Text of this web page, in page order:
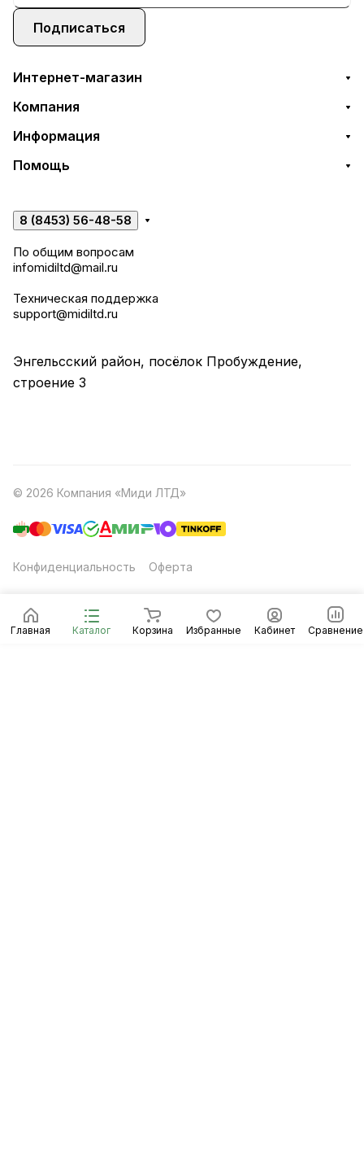
Главная Каталог Корзина Избранные Кабинет Сравнение
Подписаться
Интернет-магазин
Компания
Информация
Помощь
8 (8453) 56-48-58
По общим вопросам
infomidiltd@mail.ru
Техническая поддержка
support@midiltd.ru
Энгельсский район, посёлок Пробуждение,
строение 3
© 2026 Компания «Миди ЛТД»
Конфиденциальность Оферта